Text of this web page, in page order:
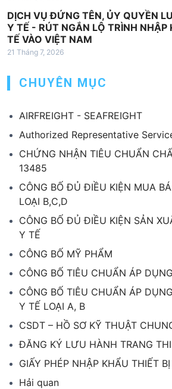
DỊCH VỤ ĐỨNG TÊN, ỦY QUYỀN
Y TẾ - RÚT NGẮN LỘ TRÌNH NHẬP
TẾ VÀO VIỆT NAM
21 Tháng 7, 2026
CHUYÊN MỤC
AIRFREIGHT - SEAFREIGHT
Authorized Representative
CHỨNG NHẬN TIÊU CHUẨN
13485
CÔNG BỐ ĐỦ ĐIỀU KIỆN MUA
LOẠI B,C,D
CÔNG BỐ ĐỦ ĐIỀU KIỆN SẢN
Y TẾ
CÔNG BỐ MỸ PHẨM
CÔNG BỐ TIÊU CHUẨN ÁP
CÔNG BỐ TIÊU CHUẨN ÁP
Y TẾ LOẠI A, B
CSDT – HỒ SƠ KỸ THUẬT
ĐĂNG KÝ LƯU HÀNH TRANG
GIẤY PHÉP NHẬP KHẨU THIẾT
Hải quan